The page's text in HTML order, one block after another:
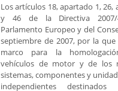
Los artículos 18, apartado 1, 26,
y 46 de la Directiva 2007/
Parlamento Europeo y del
septiembre de 2007, por la que
marco para la
vehículos de motor y de los
sistemas, componentes y
independientes